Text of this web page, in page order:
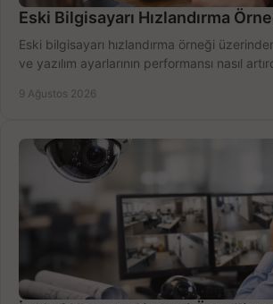
Eski Bilgisayarı Hızlandırma
Eski bilgisayarı hızlandırma örneği
ve yazılım ayarlarının performansı nasıl
9 Ağustos 2026